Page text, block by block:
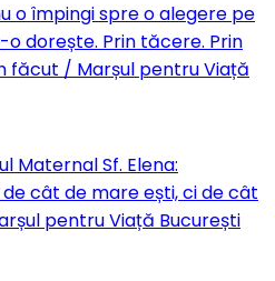
o împingi spre o alegere pe
o dorește. Prin tăcere. Prin
făcut / Marșul pentru Viață
Maternal Sf. Elena:
cât de mare ești, ci de cât
pentru Viață București